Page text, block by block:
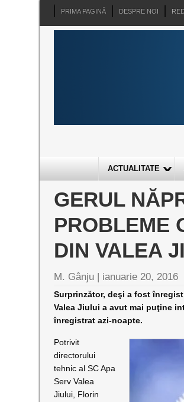
PRIMA PAGINĂ DESPRE NOI
ACTUALITATE
GERUL
PROBLEME
DIN VALEA
M. Gânju | ianuarie 20, 2016
Surprinzător, deşi a fost
Valea Jiului a avut mai puţine
înregistrat azi-noapte.
Potrivit
directorului
tehnic al SC Apa
Serv Valea
Jiului, Florin